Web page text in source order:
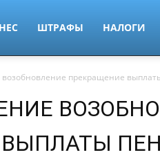
ШТРАФЫ НАЛОГИ
прекращение